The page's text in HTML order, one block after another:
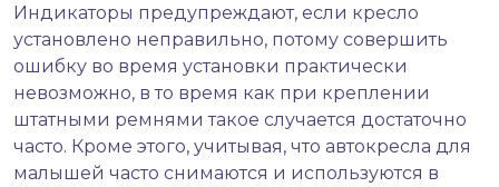
Индикаторы предупреждают, если кресло
установлено неправильно, потому совершить
ошибку во время установки практически
невозможно, в то время как при креплении
штатными ремнями такое случается достаточно
часто. Кроме этого, учитывая, что автокресла для
малышей часто снимаются и используются в